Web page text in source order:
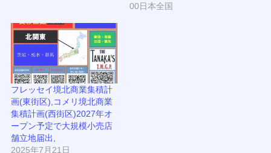
00日本全国
フレッセイ境北商業集積計
画(東街区),コメリ境北商業
集積計画(西街区)2027年オ
ープン予定で大規模小売店
舗立地届出,
2025年7月21日